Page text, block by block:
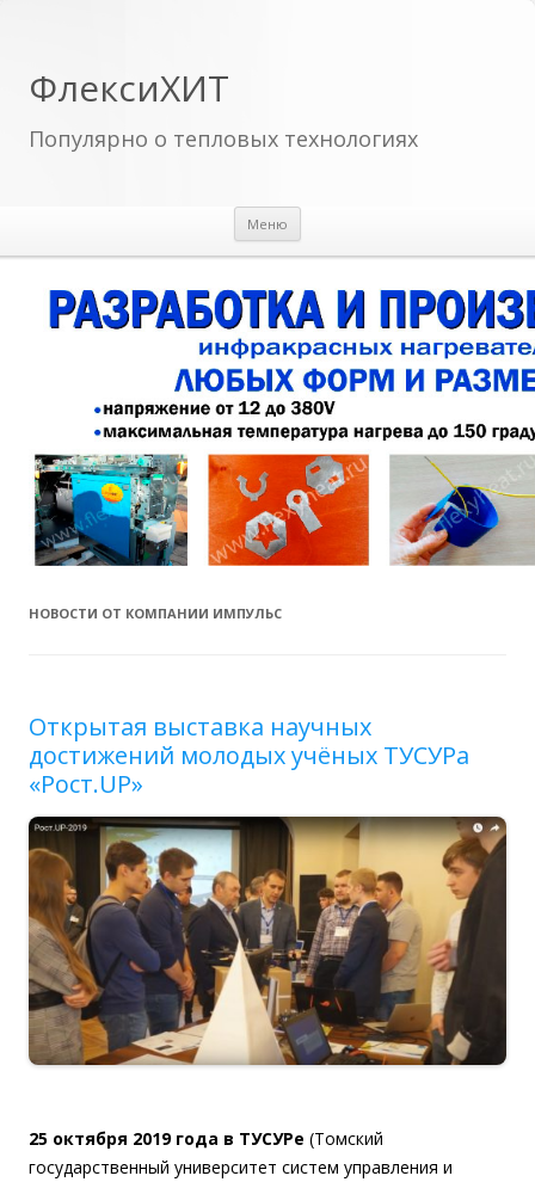
ФлексиХИТ
Популярно о тепловых технологиях
Меню
НОВОСТИ ОТ КОМПАНИИ ИМПУЛЬС
Открытая выставка научных
достижений молодых учёных ТУСУРа
«Рост.UP»
25 октября 2019 года в ТУСУРе (Томский
государственный университет систем управления и